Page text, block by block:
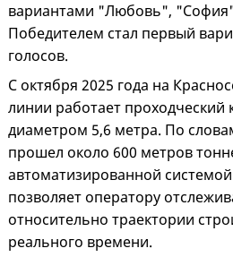
вариантами "Любовь",
Победителем стал первый
голосов.
С октября 2025 года на
линии работает проходческий
диаметром 5,6 метра. По
прошел около 600 метров
автоматизированной
позволяет оператору
относительно траектории
реального времени.